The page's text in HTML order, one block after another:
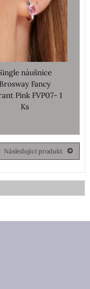
náušnice
Brosway Fancy
Pink FVP07- 1
Ks
Následující produkt